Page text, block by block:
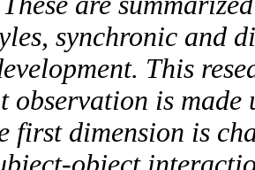
synchronic and
This
observation is made
first dimension is